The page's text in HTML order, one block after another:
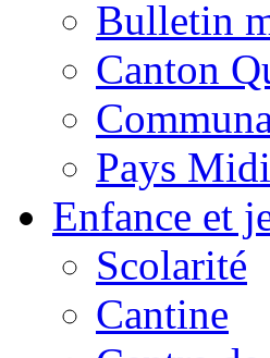
Bulletin
Canton
Pays
Enfance et
Scolarité
Cantine